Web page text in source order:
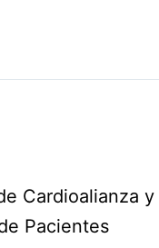
Cardioalianza y
Pacientes